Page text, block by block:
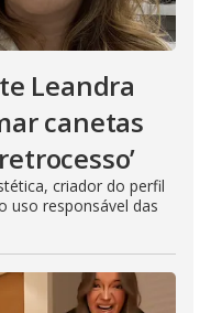
Leandra
canetas
criador do perfil
uso responsável das